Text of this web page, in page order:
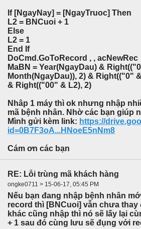
If [NgayNay] = [NgayTruoc] Then
L2 = BNCuoi + 1
Else
L2 = 1
End If
DoCmd.GoToRecord , , acNewRec
MaBN = Year(NgayDau) &
Month(NgayDau)), 2) & Right(("0"
& Right(("00" & L2), 2)
Nhâp 1 máy thì ok nhưng nhập
mã bệnh nhân. Nhờ các bạn giúp
Mình gửi kèm link: https://
id=0B7F3oA...HNoeE5nNm8
Cám ơn các bạn
RE: Lỗi trùng mã khách hàng
ongke0711 > 15-06-17, 05:45 PM
Nếu bạn đang nhập bệnh nhân
record thì [BNCuoi] vẫn chưa thay
khác cũng nhập thì nó sẽ lấy lại
+ 1 sau đó cùng lưu sẽ đụng với